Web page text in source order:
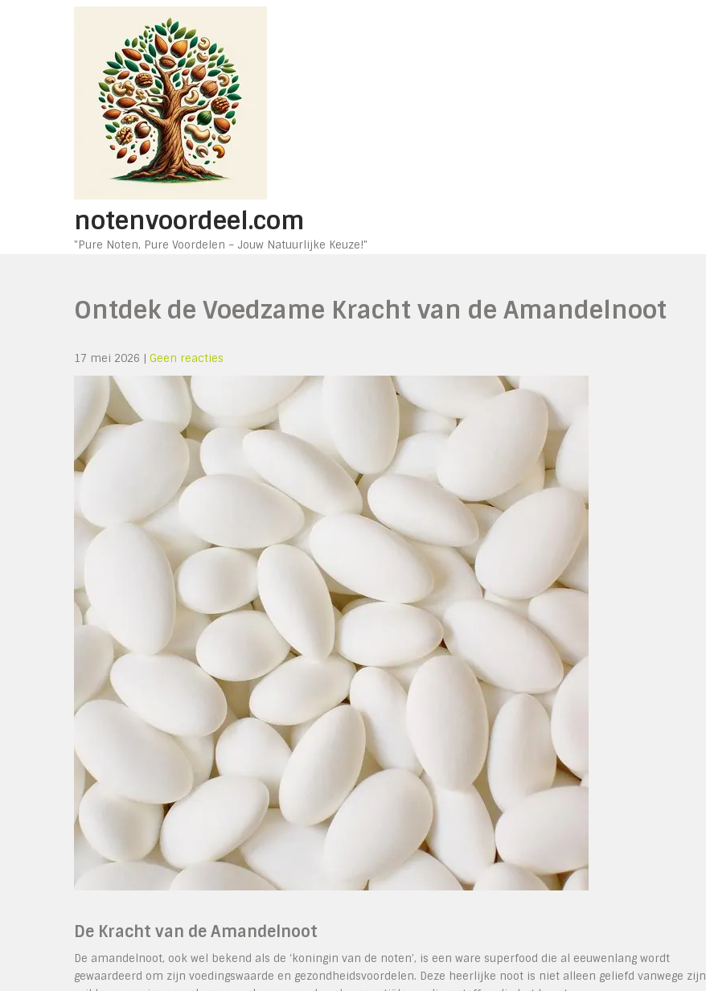
notenvoordeel.com
"Pure Noten, Pure Voordelen – Jouw Natuurlijke Keuze!"
Ontdek de Voedzame Kracht van de Amandelnoot
17 mei 2026 | Geen reacties
De Kracht van de Amandelnoot
De amandelnoot, ook wel bekend als de ‘koningin van de noten’, is een ware superfood die al eeuwenlang wordt
gewaardeerd om zijn voedingswaarde en gezondheidsvoordelen. Deze heerlijke noot is niet alleen geliefd vanwege zijn